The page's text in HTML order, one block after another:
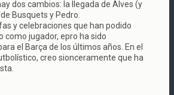
dos cambios: la llegada de Alves (y
Busquets y Pedro.
y celebraciones que han podido
como jugador, epro ha sido
el Barça de los últimos años. En el
creo sionceramente que ha